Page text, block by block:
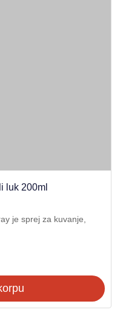
luk 200ml
je sprej za kuvanje,